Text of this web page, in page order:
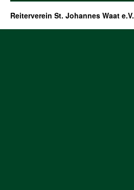
Reiterverein St. Johannes Waat e.V.